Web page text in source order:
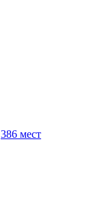
386 мест